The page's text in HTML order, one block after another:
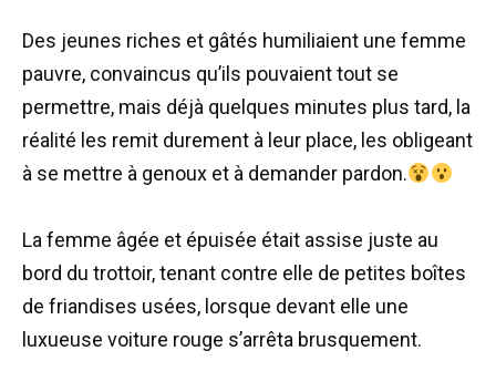
Des jeunes riches et gâtés humiliaient une femme
pauvre, convaincus qu’ils pouvaient tout se
permettre, mais déjà quelques minutes plus tard, la
réalité les remit durement à leur place, les obligeant
à se mettre à genoux et à demander pardon.
La femme âgée et épuisée était assise juste au
bord du trottoir, tenant contre elle de petites boîtes
de friandises usées, lorsque devant elle une
luxueuse voiture rouge s’arrêta brusquement.